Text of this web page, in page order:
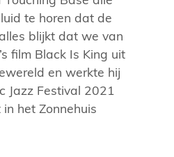
te horen dat de
blijkt dat we van
film Black Is King uit
en werkte hij
Jazz Festival 2021
het Zonnehuis